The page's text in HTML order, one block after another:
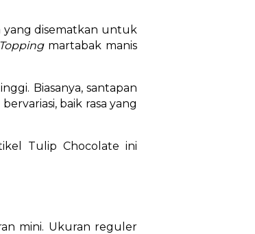
yang disematkan untuk
Topping martabak manis
Biasanya, santapan
baik rasa yang
Tulip Chocolate ini
mini. Ukuran reguler